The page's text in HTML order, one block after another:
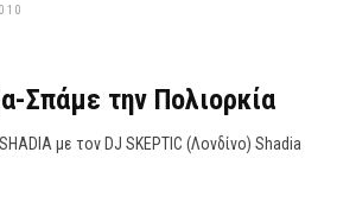
Σπάμε την Πολιορκία
με τον DJ SKEPTIC (Λονδίνο) Shadia